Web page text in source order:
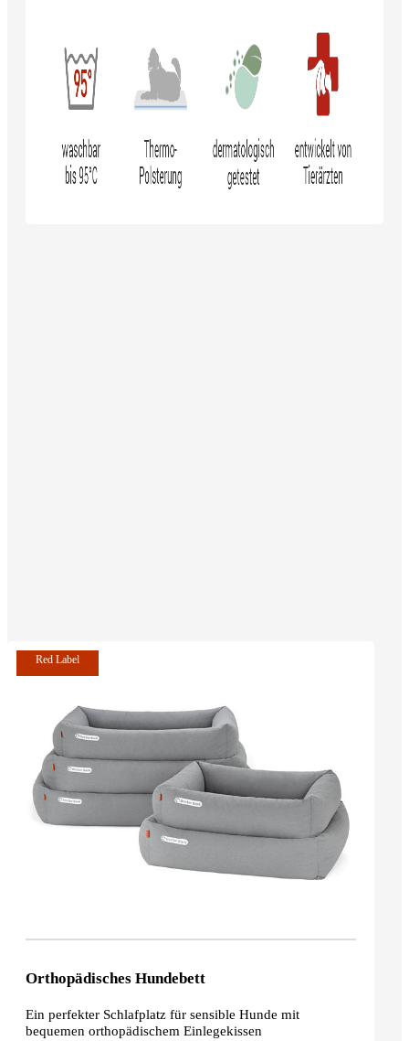
Orthopädisches Hundebett
Ein perfekter Schlafplatz für sensible Hunde mit
bequemen orthopädischem Einlegekissen
Red Label